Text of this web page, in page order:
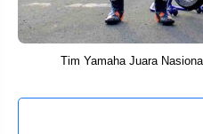
Tim Yamaha Juara